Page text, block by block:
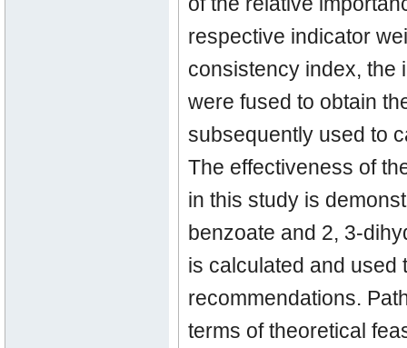
respective indicator
consistency index, the
were fused to obtain
subsequently used to
The effectiveness of
in this study is
benzoate and 2, 3-
is calculated and used
recommendations.
terms of theoretical